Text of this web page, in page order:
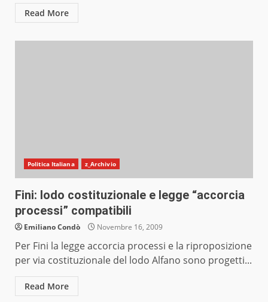
Read More
Politica Italiana z_Archivio
Fini: lodo costituzionale e legge “accorcia
processi” compatibili
Emiliano Condò Novembre 16, 2009
Per Fini la legge accorcia processi e la riproposizione
per via costituzionale del lodo Alfano sono progetti...
Read More